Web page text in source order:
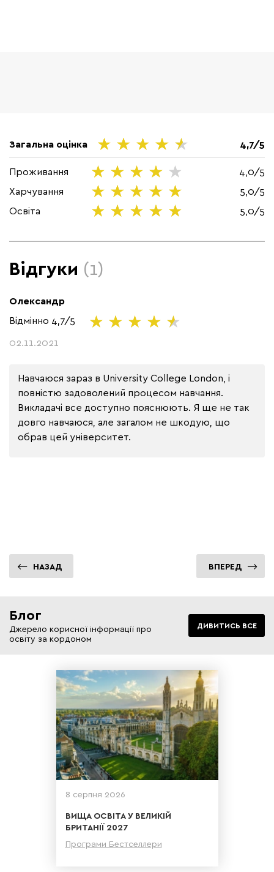
Загальна оцінка 4,7/5
Проживання
4,0/5
Харчування
5,0/5
Освіта
5,0/5
Відгуки (1)
Олександр
Відмінно 4,7/5
02.11.2021
Навчаюся зараз в University College London, і
повністю задоволений процесом навчання.
Викладачі все доступно пояснюють. Я ще не так
довго навчаюся, але загалом не шкодую, що
обрав цей університет.
НАЗАД ВПЕРЕД
Блог
Джерело корисної інформації про
освіту за кордоном
ДИВИТИСЬ ВСЕ
8 серпня 2026
ВИЩА ОСВІТА У ВЕЛИКІЙ
БРИТАНІЇ 2027
Програми Бестселлери
Освіта в Великій Британії є
еталоном якості і мрією для
багатьох іноземних студентів.
Саме тут воліють навчати своїх
дітей власники мульти мільйонних
корпорацій і світова еліта.